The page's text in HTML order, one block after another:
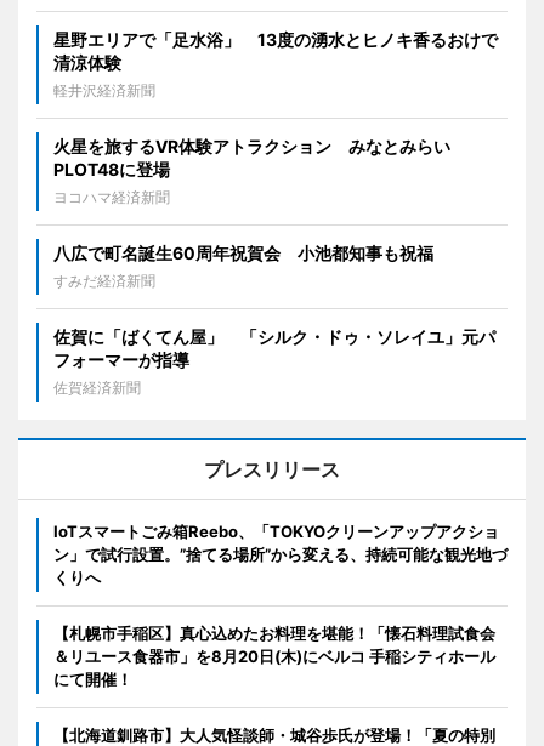
星野エリアで「足水浴」 13度の湧水とヒノキ香るおけで
清涼体験
軽井沢経済新聞
火星を旅するVR体験アトラクション みなとみらい
PLOT48に登場
ヨコハマ経済新聞
八広で町名誕生60周年祝賀会 小池都知事も祝福
すみだ経済新聞
佐賀に「ばくてん屋」 「シルク・ドゥ・ソレイユ」元パ
フォーマーが指導
佐賀経済新聞
プレスリリース
IoTスマートごみ箱Reebo、「TOKYOクリーンアップアクショ
ン」で試行設置。”捨てる場所”から変える、持続可能な観光地づ
くりへ
【札幌市手稲区】真心込めたお料理を堪能！「懐石料理試食会
＆リユース食器市」を8月20日(木)にベルコ 手稲シティホール
にて開催！
【北海道釧路市】大人気怪談師・城谷歩氏が登場！「夏の特別